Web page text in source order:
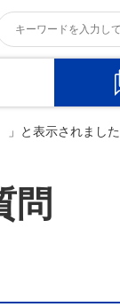
と表示されました
問